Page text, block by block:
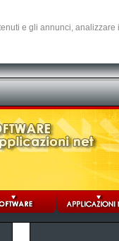
e gli annunci,